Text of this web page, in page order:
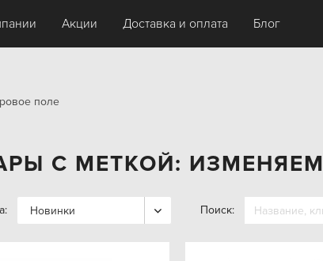
Акции Доставка и оплата Блог
поле
С МЕТКОЙ:
Новинки Поиск: